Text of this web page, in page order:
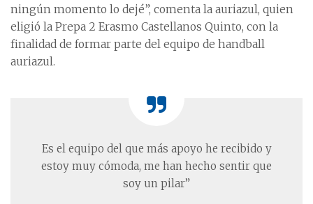
ningún momento lo dejé”, comenta la auriazul, quien
eligió la Prepa 2 Erasmo Castellanos Quinto, con la
finalidad de formar parte del equipo de handball
auriazul.
Es el equipo del que más apoyo he recibido y
estoy muy cómoda, me han hecho sentir que
soy un pilar”